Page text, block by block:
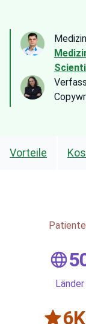
Vorteile
Länder
6